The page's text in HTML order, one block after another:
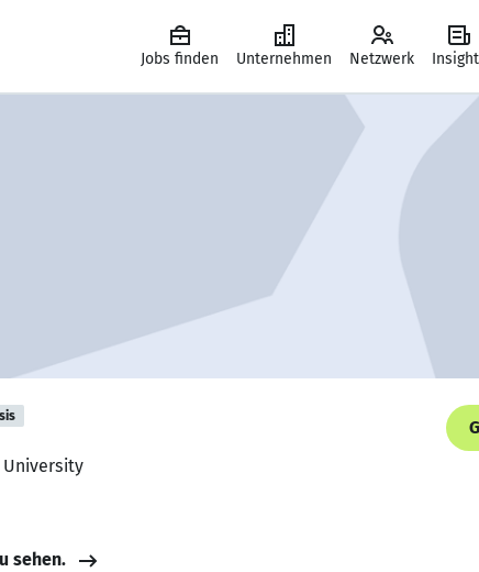
Jobs finden Unternehmen Netzwerk
University
sehen.